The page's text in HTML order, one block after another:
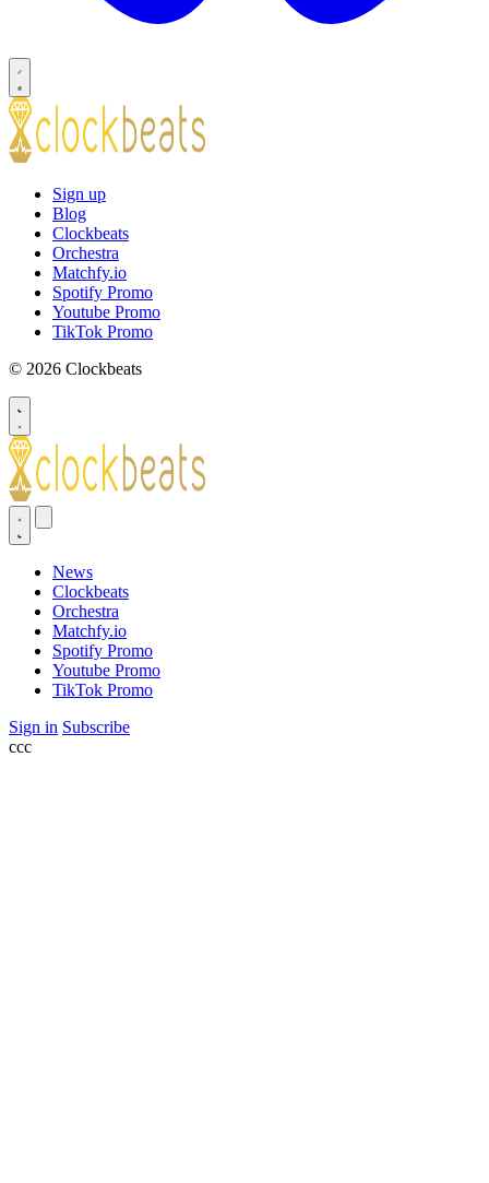
Sign up
Blog
Clockbeats
Orchestra
Matchfy.io
Spotify Promo
Youtube Promo
TikTok Promo
© 2026 Clockbeats
News
Clockbeats
Orchestra
Matchfy.io
Spotify Promo
Youtube Promo
TikTok Promo
Sign in Subscribe
ссс